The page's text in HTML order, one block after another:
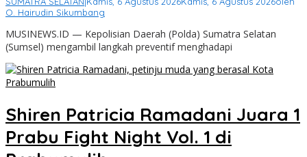
O. Hairudin Sikumbang
MUSINEWS.ID — Kepolisian Daerah (Polda) Sumatra Selatan
(Sumsel) mengambil langkah preventif menghadapi
Shiren Patricia Ramadani Juara 1
Prabu Fight Night Vol. 1 di